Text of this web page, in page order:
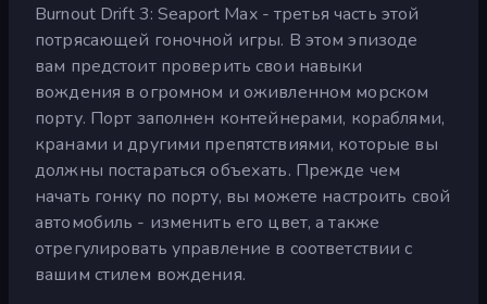
Burnout Drift 3: Seaport Max - третья часть этой
потрясающей гоночной игры. В этом эпизоде
вам предстоит проверить свои навыки
вождения в огромном и оживленном морском
порту. Порт заполнен контейнерами, кораблями,
кранами и другими препятствиями, которые вы
должны постараться объехать. Прежде чем
начать гонку по порту, вы можете настроить свой
автомобиль - изменить его цвет, а также
отрегулировать управление в соответствии с
вашим стилем вождения.